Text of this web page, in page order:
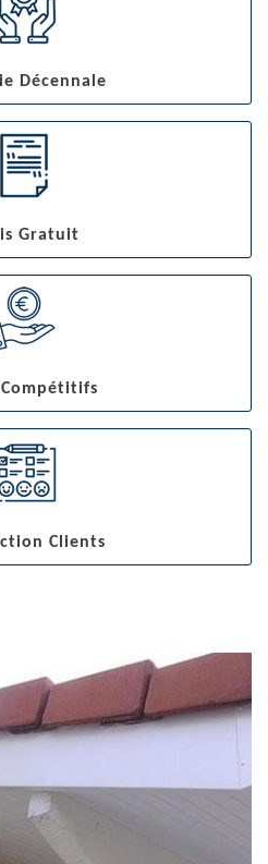
Décennale
Gratuit
Clients